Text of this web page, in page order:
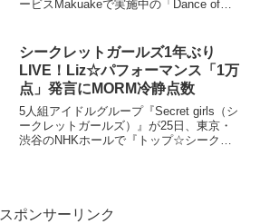
407％を達成
ービスMakuakeで実施中の「Dance of
たします。本プロジェクトは、シンガ...
シークレットガールズ1年ぶり
LIVE！Liz☆パフォーマンス「1万
点」発言にMORM冷静点数
5人組アイドルグループ『Secret girls（シ
ークレットガールズ）』が25日、東京・
渋谷のNHKホールで『トップ☆シークレ
スポンサーリンク